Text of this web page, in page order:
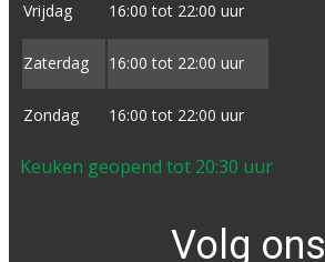
Vrijdag 16:00 tot ​22:00 uur
Zaterdag 16:00 tot ​22:00 uur
Zondag 16:00 tot ​22:00 uur
Keuken geopend tot 20:30 uur
Volg ons